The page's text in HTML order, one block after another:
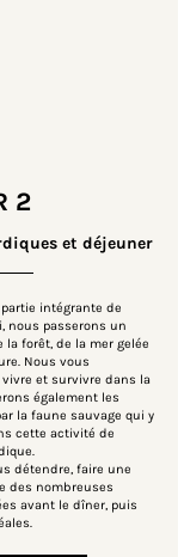
2
et déjeuner
intégrante de
nous passerons un
forêt, de la mer gelée
Nous vous
et survivre dans la
également les
la faune sauvage qui y
cette activité de
détendre, faire une
des nombreuses
avant le dîner, puis